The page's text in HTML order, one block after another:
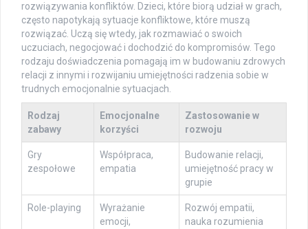
rozwiązywania konfliktów. Dzieci, które biorą udział w grach,
często napotykają sytuacje konfliktowe, które muszą
rozwiązać. Uczą się wtedy, jak rozmawiać o swoich
uczuciach, negocjować i dochodzić do kompromisów. Tego
rodzaju doświadczenia pomagają im w budowaniu zdrowych
relacji z innymi i rozwijaniu umiejętności radzenia sobie w
trudnych emocjonalnie sytuacjach.
Rodzaj
zabawy
Emocjonalne
korzyści
Zastosowanie w
rozwoju
Gry
zespołowe
Współpraca,
empatia
Budowanie relacji,
umiejętność pracy w
grupie
Role-playing
Wyrażanie
emocji,
Rozwój empatii,
nauka rozumienia